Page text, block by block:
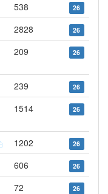
538 26
2828 26
209 26
239 26
1514 26
1202 26
606 26
72 26